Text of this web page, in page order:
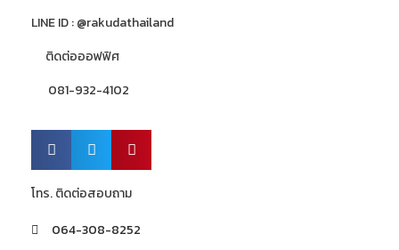
LINE ID : @rakudathailand
ติดต่อออฟฟิศ
081-932-4102
โทร. ติดต่อสอบถาม
064-308-8252